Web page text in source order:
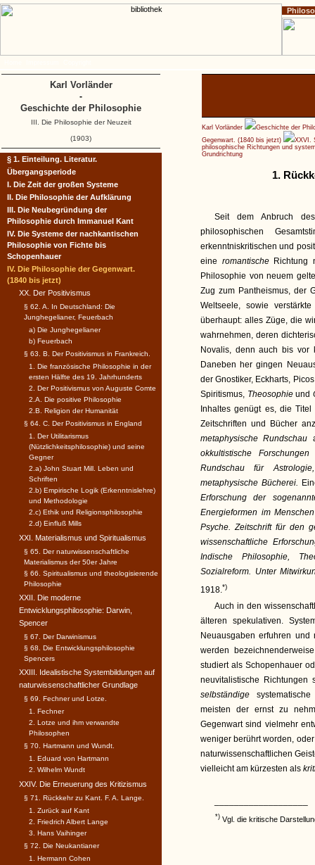
Karl Vorländer
Geschichte der
Gegenwart. (1840 bis jetzt)
XXVI.
philosophische Richtungen und
Grundrichtung
1.
Seit dem Anbruch
philosophischen
erkenntniskritischen und
eine romantische Richtung
Philosophie von neuem
Zug zum Pantheismus, der
Weltseele, sowie
überhaupt: alles Züge, die
wahrnehmen, deren
Novalis, denn auch bis vor
Daneben her gingen
der Gnostiker, Eckharts,
Spiritismus, Theosophieund
Inhaltes genügt es, die
Zeitschriften und Bücher
metaphysische Rundschau
okkultistische
Rundschau für
metaphysische Bücherei.
Erforschung der
Energieformen im
Psyche. Zeitschrift für den
wissenschaftliche
Indische Philosophie,
Sozialreform. Unter
1918.*)
Auch in den
älteren spekulativen.
Neuausgaben erfuhren
werden
studiert als Schopenhauer
neuvitalistische Richtungen
selbständige
meisten der ernst zu
Gegenwart sind vielmehr
weniger berührt worden,
naturwissenschaftlichen
vielleicht am kürzesten als
*) Vgl. die kritische
§ 1. Einteilung. Literatur.
Übergangsperiode
I. Die Zeit der großen Systeme
II. Die Philosophie der Aufklärung
III. Die Neubegründung der
Philosophie durch Immanuel Kant
IV. Die Systeme der nachkantischen
Philosophie von Fichte bis
Schopenhauer
IV. Die Philosophie der Gegenwart.
(1840 bis jetzt)
XX. Der Positivismus
§ 62. A. In Deutschland: Die
Junghegelianer, Feuerbach
a) Die Junghegelianer
b) Feuerbach
§ 63. B. Der Positivismus in Frankreich.
1. Die französische Philosophie in der
ersten Hälfte des 19. Jahrhunderts
2. Der Positivismus von Auguste Comte
2.A. Die positive Philosophie
2.B. Religion der Humanität
§ 64. C. Der Positivismus in England
1. Der Utilitarismus
(Nützlichkeitsphilosophie) und seine
Gegner
2.a) John Stuart Mill. Leben und
Schriften
2.b) Empirische Logik (Erkenntnislehre)
und Methodologie
2.c) Ethik und Religionsphilosophie
2.d) Einfluß Mills
XXI. Materialismus und Spiritualismus
§ 65. Der naturwissenschaftliche
Materialismus der 50er Jahre
§ 66. Spiritualismus und theologisierende
Philosophie
XXII. Die moderne
Entwicklungsphilosophie: Darwin,
Spencer
§ 67. Der Darwinismus
§ 68. Die Entwicklungsphilosophie
Spencers
XXIII. Idealistische Systembildungen auf
naturwissenschaftlicher Grundlage
§ 69. Fechner und Lotze.
1. Fechner
2. Lotze und ihm verwandte
Philosophen
§ 70. Hartmann und Wundt.
1. Eduard von Hartmann
2. Wilhelm Wundt
XXIV. Die Erneuerung des Kritizismus
§ 71. Rückkehr zu Kant. F. A. Lange.
1. Zurück auf Kant
2. Friedrich Albert Lange
3. Hans Vaihinger
§ 72. Die Neukantianer
1. Hermann Cohen
Karl Vorländer
-
Geschichte der Philosophie
III. Die Philosophie der Neuzeit
(1903)